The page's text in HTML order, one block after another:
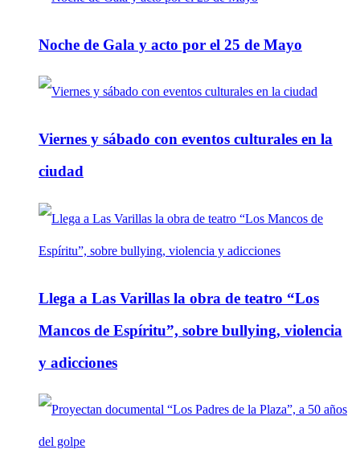
Noche de Gala y acto por el 25 de Mayo
Viernes y sábado con eventos culturales en la
ciudad
Llega a Las Varillas la obra de teatro “Los
Mancos de Espíritu”, sobre bullying, violencia
y adicciones